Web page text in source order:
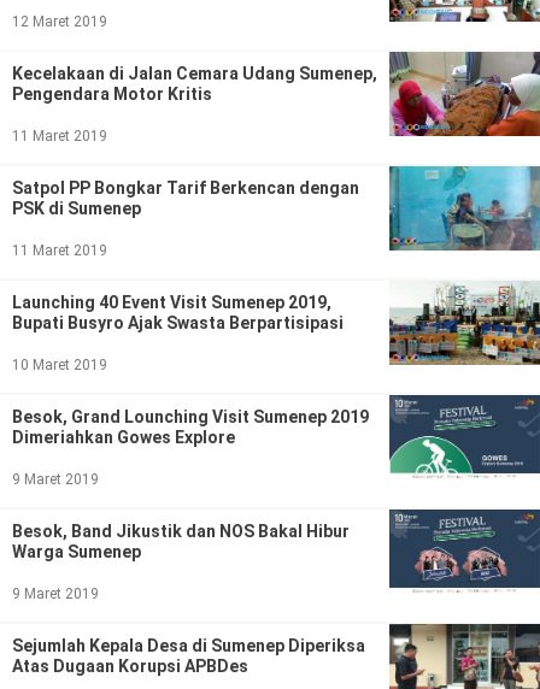
Pendidikan Ilmiah
Teknologi
SosBud
Sosial
Wisata
Ekonomi
Indeks Birokrasi
12 Maret 2019
Kecelakaan di Jalan Cemara Udang Sumenep,
Pengendara Motor Kritis
11 Maret 2019
Satpol PP Bongkar Tarif Berkencan dengan
PSK di Sumenep
11 Maret 2019
Launching 40 Event Visit Sumenep 2019,
Bupati Busyro Ajak Swasta Berpartisipasi
10 Maret 2019
Besok, Grand Lounching Visit Sumenep 2019
Dimeriahkan Gowes Explore
9 Maret 2019
Besok, Band Jikustik dan NOS Bakal Hibur
Warga Sumenep
9 Maret 2019
Sejumlah Kepala Desa di Sumenep Diperiksa
Atas Dugaan Korupsi APBDes